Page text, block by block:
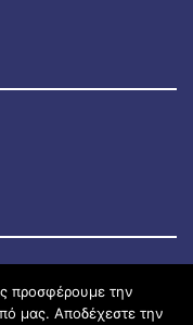
προσφέρουμε την
μας. Αποδέχεστε την